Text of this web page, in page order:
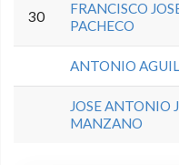
30
FRANCISCO
PACHECO
ANTONIO
JOSE ANTONIO
MANZANO